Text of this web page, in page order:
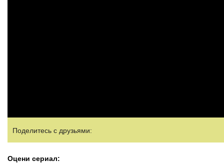
Поделитесь с друзьями:
Оцени сериал: